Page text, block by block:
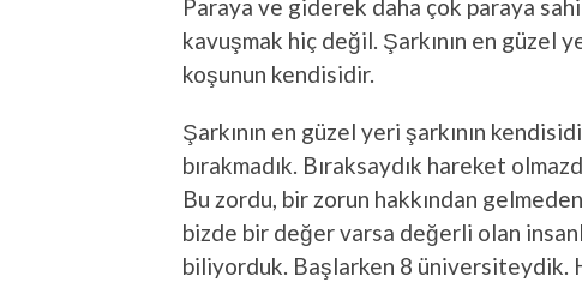
Paraya ve giderek daha çok paraya
kavuşmak hiç değil. Şarkının en güzel
koşunun kendisidir.
Şarkının en güzel yeri şarkının
bırakmadık. Bıraksaydık hareket
Bu zordu, bir zorun hakkından
bizde bir değer varsa değerli olan
biliyorduk. Başlarken 8 üniversiteydik.